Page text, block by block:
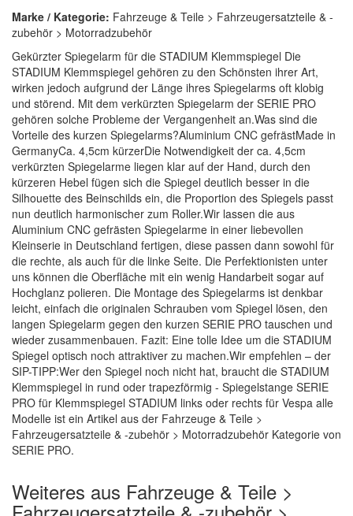
Marke / Kategorie: Fahrzeuge & Teile > Fahrzeugersatzteile & -
zubehör > Motorradzubehör
Gekürzter Spiegelarm für die STADIUM Klemmspiegel Die
STADIUM Klemmspiegel gehören zu den Schönsten ihrer Art,
wirken jedoch aufgrund der Länge ihres Spiegelarms oft klobig
und störend. Mit dem verkürzten Spiegelarm der SERIE PRO
gehören solche Probleme der Vergangenheit an.Was sind die
Vorteile des kurzen Spiegelarms?Aluminium CNC gefrästMade in
GermanyCa. 4,5cm kürzerDie Notwendigkeit der ca. 4,5cm
verkürzten Spiegelarme liegen klar auf der Hand, durch den
kürzeren Hebel fügen sich die Spiegel deutlich besser in die
Silhouette des Beinschilds ein, die Proportion des Spiegels passt
nun deutlich harmonischer zum Roller.Wir lassen die aus
Aluminium CNC gefrästen Spiegelarme in einer liebevollen
Kleinserie in Deutschland fertigen, diese passen dann sowohl für
die rechte, als auch für die linke Seite. Die Perfektionisten unter
uns können die Oberfläche mit ein wenig Handarbeit sogar auf
Hochglanz polieren. Die Montage des Spiegelarms ist denkbar
leicht, einfach die originalen Schrauben vom Spiegel lösen, den
langen Spiegelarm gegen den kurzen SERIE PRO tauschen und
wieder zusammenbauen. Fazit: Eine tolle Idee um die STADIUM
Spiegel optisch noch attraktiver zu machen.Wir empfehlen – der
SIP-TIPP:Wer den Spiegel noch nicht hat, braucht die STADIUM
Klemmspiegel in rund oder trapezförmig - Spiegelstange SERIE
PRO für Klemmspiegel STADIUM links oder rechts für Vespa alle
Modelle ist ein Artikel aus der Fahrzeuge & Teile >
Fahrzeugersatzteile & -zubehör > Motorradzubehör Kategorie von
SERIE PRO.
Weiteres aus Fahrzeuge & Teile >